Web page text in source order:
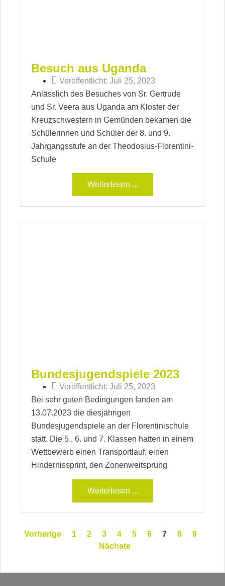
Besuch aus Uganda
Veröffentlicht: Juli 25, 2023
Anlässlich des Besuches von Sr. Gertrude
und Sr. Veera aus Uganda am Kloster der
Kreuzschwestern in Gemünden bekamen die
Schülerinnen und Schüler der 8. und 9.
Jahrgangsstufe an der Theodosius-Florentini-
Schule
Weiterlesen ...
Bundesjugendspiele 2023
Veröffentlicht: Juli 25, 2023
Bei sehr guten Bedingungen fanden am
13.07.2023 die diesjährigen
Bundesjugendspiele an der Florentinischule
statt. Die 5., 6. und 7. Klassen hatten in einem
Wettbewerb einen Transportlauf, einen
Hindernissprint, den Zonenweitsprung
Weiterlesen ...
Vorherige 1 2 3 4 5 6 7 8
9
Nächste